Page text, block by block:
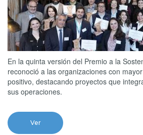
En la quinta versión del Premio a la
reconoció a las organizaciones con
positivo, destacando proyectos que
sus operaciones.
Ver